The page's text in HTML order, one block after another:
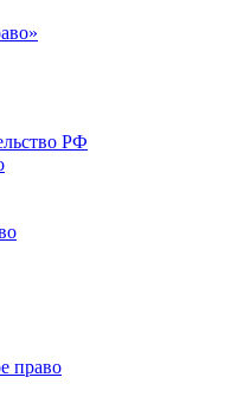
РФ
право